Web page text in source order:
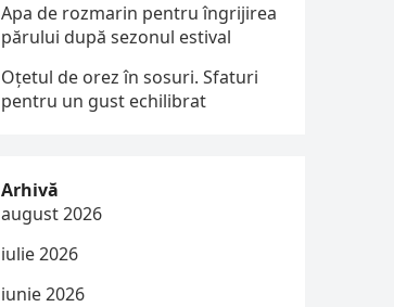
Apa de rozmarin pentru îngrijirea
părului după sezonul estival
Oțetul de orez în sosuri. Sfaturi
pentru un gust echilibrat
Arhivă
august 2026
iulie 2026
iunie 2026